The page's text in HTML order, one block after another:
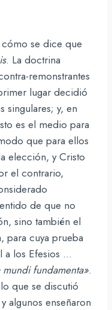
cómo se dice que
. La doctrina
remonstrantes
lugar decidió
singulares; y, en
es el medio para
que para ellos
elección, y Cristo
el contrario,
de que no
sino también el
para cuya prueba
a los Efesios …
fundamenta».
que se discutió
algunos enseñaron